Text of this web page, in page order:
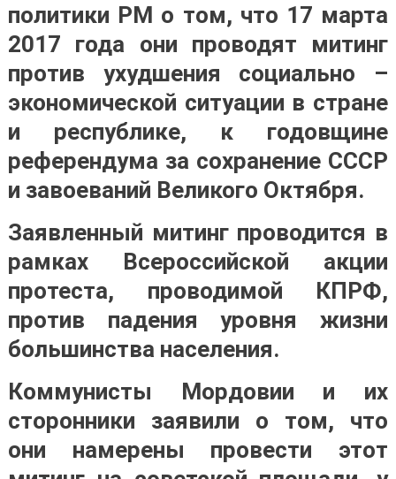
политики РМ о том, что 17 марта
2017 года они проводят митинг
против ухудшения социально –
экономической ситуации в стране
и республике, к годовщине
референдума за сохранение СССР
и завоеваний Великого Октября.
Заявленный митинг проводится в
рамках Всероссийской акции
протеста, проводимой КПРФ,
против падения уровня жизни
большинства населения.
Коммунисты Мордовии и их
сторонники заявили о том, что
они намерены провести этот